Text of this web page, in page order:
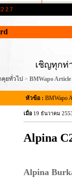
2.7
เชิญทุกท่
ยทั่วไป > BMWapo
หัวข้อ : BMWapo
เมื่อ 19 ธันวาคม
Alpina
Alpina